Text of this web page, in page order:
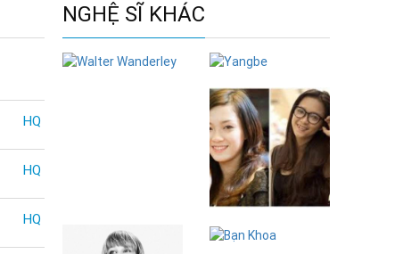
HQ
HQ
HQ
NGHỆ SĨ KHÁC